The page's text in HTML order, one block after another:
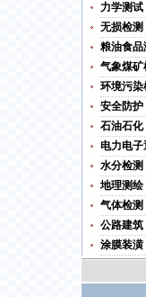
力学测试
无损检测
粮油食品
气象煤矿
环境污染
安全防护
石油石化
电力电子
水分检测
地理测绘
气体检测
公路建筑
涂膜装潢